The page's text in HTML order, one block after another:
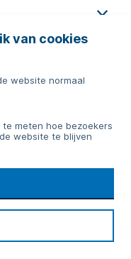
van cookies
website normaal
meten hoe bezoekers
website te blijven